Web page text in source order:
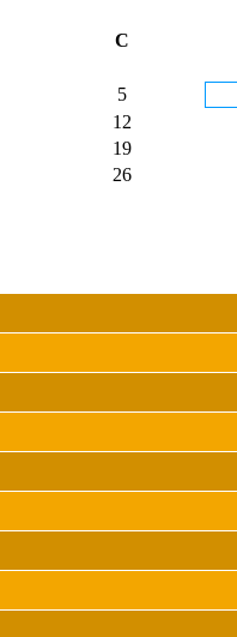
С
5
12
19
26